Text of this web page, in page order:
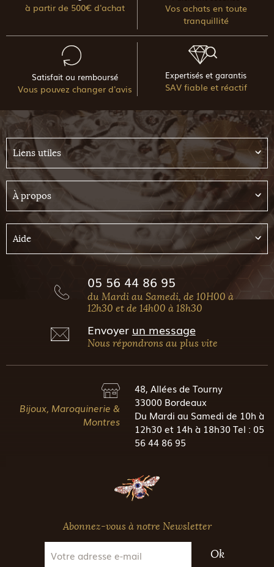
à partir de 500€ d'achat
Vos achats en toute
tranquillité
Satisfait ou remboursé
Vous pouvez changer d'avis
Expertisés et garantis
SAV fiable et réactif
Liens utiles
À propos
Aide
05 56 44 86 95
du Mardi au Samedi, de 10H00 à
12h30 et de 14h00 à 18h30
Envoyer un message
Nous répondrons au plus vite
Bijoux, Maroquinerie &
Montres
48, Allées de Tourny
33000 Bordeaux
Du Mardi au Samedi de 10h à
12h30 et 14h à 18h30 Tel : 05
56 44 86 95
Abonnez-vous à notre Newsletter
Ok